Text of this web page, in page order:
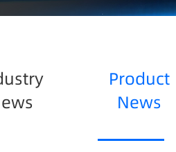
Product
News